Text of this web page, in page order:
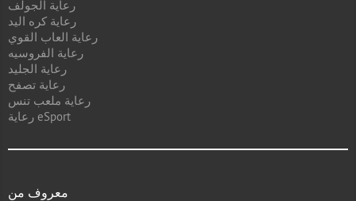
رعاية الجولف
رعاية كره اليد
رعاية العاب القوي
رعاية الفروسيه
رعاية الجليد
رعاية تصفح
رعاية ملعب تنس
رعاية eSport
معروف من